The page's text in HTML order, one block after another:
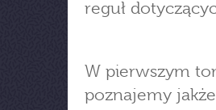
reguł
W pierwszym
poznajemy